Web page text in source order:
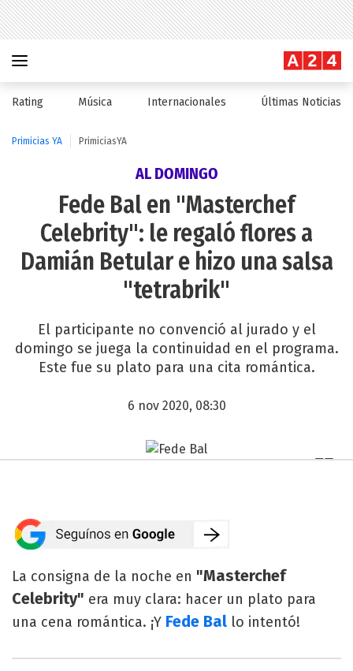
Rating Música Internacionales Últimas Noticias
Primicias YA PrimiciasYA
AL DOMINGO
Fede Bal en "Masterchef
Celebrity": le regaló flores a
Damián Betular e hizo una salsa
"tetrabrik"
El participante no convenció al jurado y el
domingo se juega la continuidad en el programa.
Este fue su plato para una cita romántica.
6 nov 2020, 08:30
La consigna de la noche en "Masterchef
Celebrity" era muy clara: hacer un plato para
una cena romántica. ¡Y Fede Bal lo intentó!